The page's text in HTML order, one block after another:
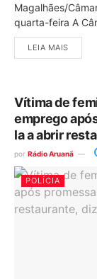
Magalhães/
quarta-feira A
LEIA MAIS
Vítima de
emprego
la a abrir
por Rádio Aruanã
POLÍCIA